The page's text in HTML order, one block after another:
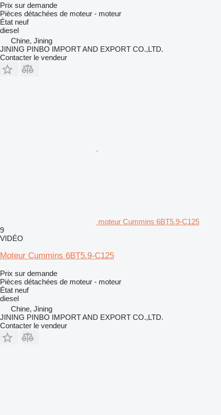
Prix sur demande
Pièces détachées de moteur - moteur
État neuf
diesel
Chine, Jining
JINING PINBO IMPORT AND EXPORT CO.,LTD.
Contacter le vendeur
moteur Cummins 6BT5.9-C125
9
VIDÉO
Moteur Cummins 6BT5.9-C125
Prix sur demande
Pièces détachées de moteur - moteur
État neuf
diesel
Chine, Jining
JINING PINBO IMPORT AND EXPORT CO.,LTD.
Contacter le vendeur